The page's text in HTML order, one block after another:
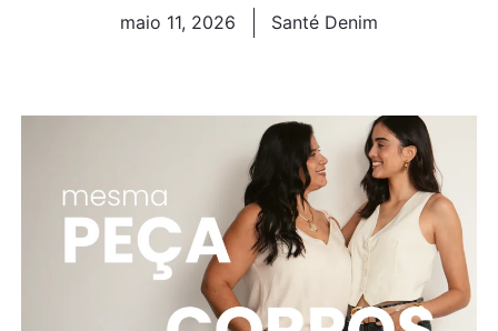
maio 11, 2026 Santé Denim